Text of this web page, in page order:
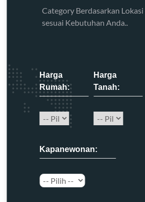
Category Berdasarkan Lokasi
sesuai Kebutuhan Anda..
Harga
Rumah:
Harga
Tanah:
Kapanewonan: